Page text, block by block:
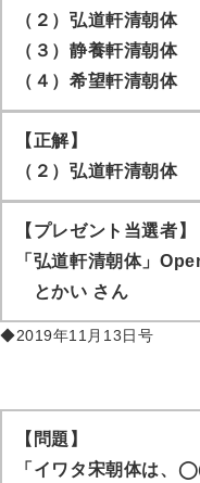
（２）弘道軒清朝体
（３）静養軒清朝体
（４）希望軒清朝体
【正解】
（２）弘道軒清朝体
【プレゼント当選者】
「弘道軒清朝体」
とかい さん
◆2019年11月13日号
【問題】
「イワタ宋朝体は